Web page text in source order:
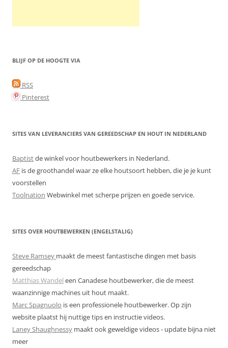
BLIJF OP DE HOOGTE VIA
RSS
Pinterest
SITES VAN LEVERANCIERS VAN GEREEDSCHAP EN HOUT IN NEDERLAND
Baptistde winkel voor houtbewerkers in Nederland.
AF is de groothandel waar ze elke houtsoort hebben, die je je kunt
voorstellen
Toolnation Webwinkel met scherpe prijzen en goede service.
SITES OVER HOUTBEWERKEN (ENGELSTALIG)
Steve Ramsey maakt de meest fantastische dingen met basis
gereedschap
Matthias Wandel een Canadese houtbewerker, die de meest
waanzinnige machines uit hout maakt.
Marc Spagnuolo is een professionele houtbewerker. Op zijn
website plaatst hij nuttige tips en instructie videos.
Laney Shaughnessy maakt ook geweldige videos - update bijna niet
meer